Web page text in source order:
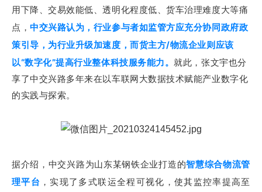
用下降、交易效能低、透明化程度低、货车治理难度大等痛
点，中交兴路认为，行业参与者如监管方应充分协同政府政
策引导，为行业升级加速度，而货主方/物流企业则应该
以“数字化”提高行业整体科技服务能力。就此，张文宇也分
享了中交兴路多年来在以车联网大数据技术赋能产业数字化
的实践与探索。
据介绍，中交兴路为山东某钢铁企业打造的智慧综合物流管
理平台 ，实现了多式联运全程可视化，使其监控率提高至